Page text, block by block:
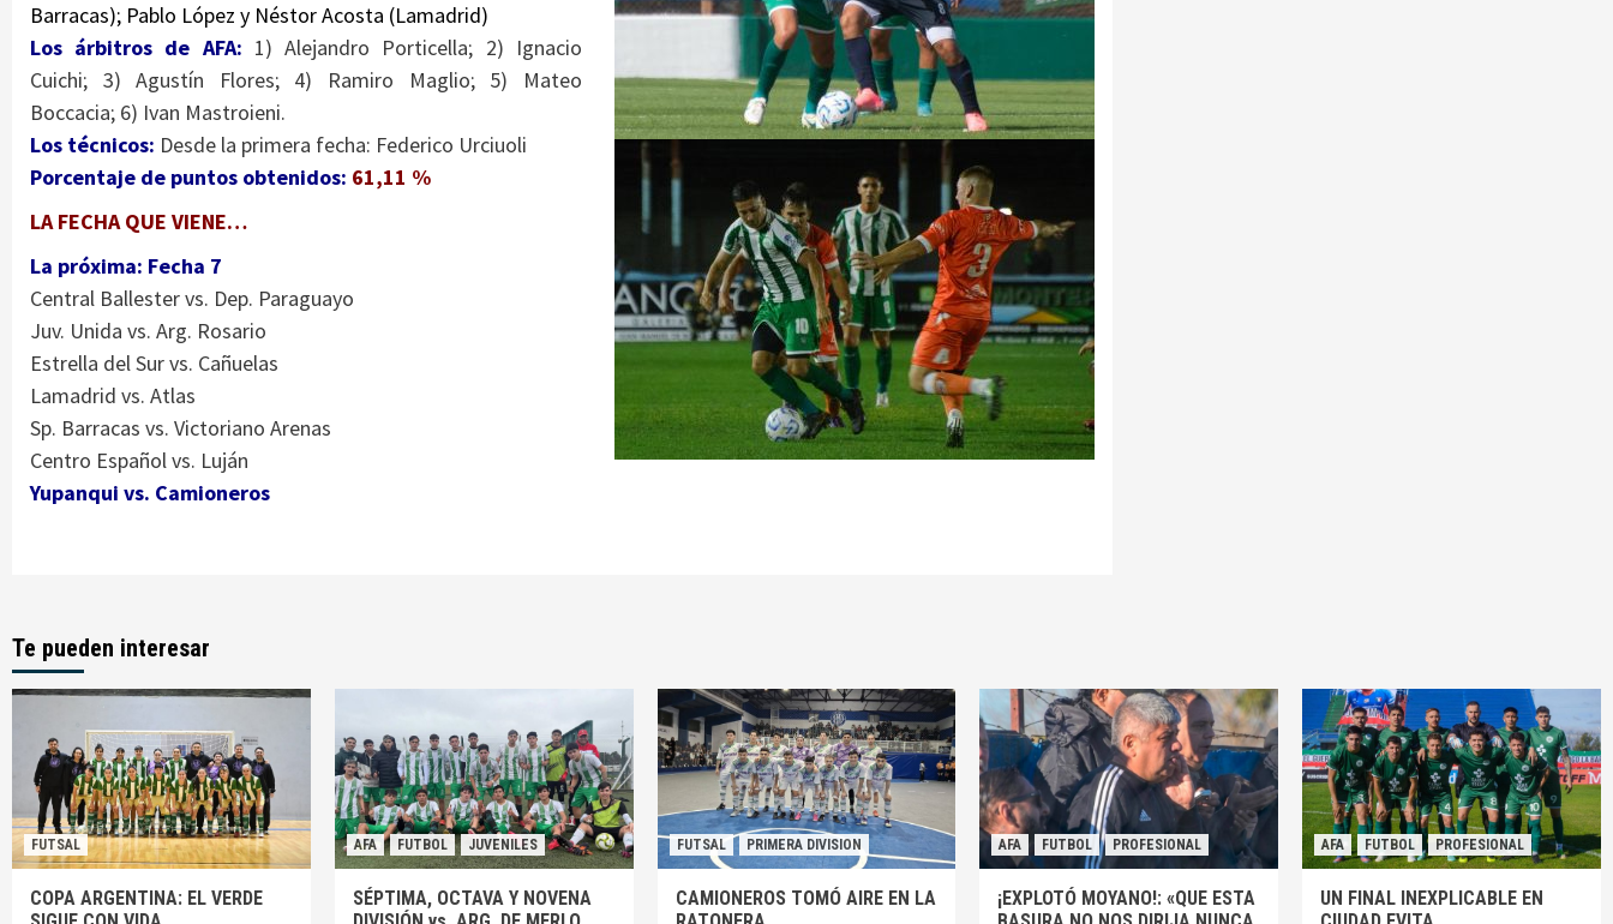
Barracas); Pablo López y Néstor Acosta (Lamadrid)
Los árbitros de AFA: 1) Alejandro Porticella; 2) Ignacio
Cuichi; 3) Agustín Flores; 4) Ramiro Maglio; 5) Mateo
Boccacia; 6) Ivan Mastroieni.
Los técnicos: Desde la primera fecha: Federico Urciuoli
Porcentaje de puntos obtenidos: 61,11 %
LA FECHA QUE VIENE…
La próxima: Fecha 7
Central Ballester vs. Dep. Paraguayo
Juv. Unida vs. Arg. Rosario
Estrella del Sur vs. Cañuelas
Lamadrid vs. Atlas
Sp. Barracas vs. Victoriano Arenas
Centro Español vs. Luján
Yupanqui vs. Camioneros
Te pueden interesar
FUTSAL
COPA ARGENTINA: EL VERDE
AFA FUTBOL JUVENILES
SÉPTIMA, OCTAVA Y NOVENA
FUTSAL PRIMERA DIVISION
CAMIONEROS TOMÓ AIRE EN LA
AFA FUTBOL PROFESIONAL
¡EXPLOTÓ MOYANO!: «QUE ESTA
AFA FUTBOL PROFESIONAL
UN FINAL INEXPLICABLE EN